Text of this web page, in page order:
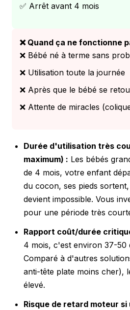
✅ Arrêt avant 4 mois
❌ Quand ça ne fonctionne
❌ Bébé né à terme sans
❌ Utilisation toute la journée
❌ Après que le bébé se
❌ Attente de miracles
Durée d'utilisation très
maximum) : Les bébés
de 4 mois, votre enfant
du cocon, ses pieds
devient impossible. Vous
pour une période très
Rapport coût/durée
4 mois, c'est environ 37-50
Comparé à d'autres
anti-tête plate moins cher),
élevé.
Risque de retard moteur